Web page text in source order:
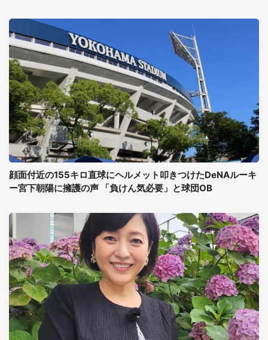
顔面付近の155キロ直球にヘルメット叩きつけたDeNAルーキ
ー宮下朝陽に擁護の声 「負けん気必要」と球団OB